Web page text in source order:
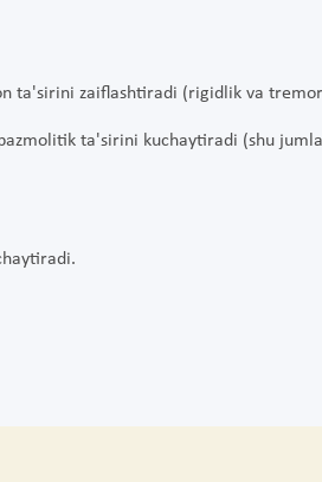
ta'sirini zaiflashtiradi (rigidlik va
ta'sirini kuchaytiradi (shu